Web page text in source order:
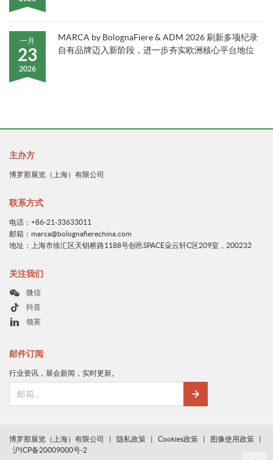
一月
23
2026
MARCA by BolognaFiere & ADM 2026 刷新多项纪录
自有品牌迈入新阶段，进一步夯实欧洲核心平台地位
主办方
博罗那展览（上海）有限公司
联系方式
电话：+86-21-33633011
邮箱：marca@bolognafierechina.com
地址：上海市徐汇区天钥桥路1188号创邑SPACE朵云轩C区209室，200232
关注我们
微信
抖音
领英
邮件订阅
行业资讯，展会新闻，实时更新。
博罗那展览（上海）有限公司 隐私政策 Cookies政策 图像使用政策
沪ICP备20009000号-2